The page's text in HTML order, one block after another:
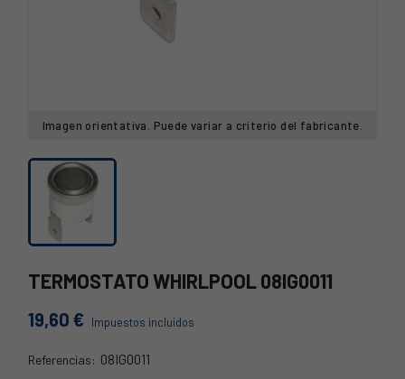
Imagen orientativa. Puede variar a criterio del fabricante.
TERMOSTATO WHIRLPOOL 08IG0011
19,60 € Impuestos incluidos
Referencias: 08IG0011
08IG0011